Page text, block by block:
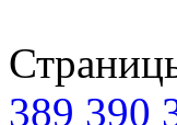
389 390